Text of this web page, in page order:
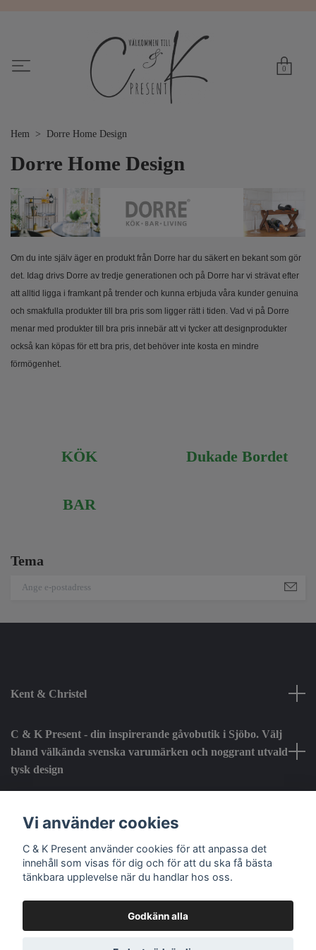
0
Tema
Hem Dorre Home Design
Dorre Home Design
Om du inte själv äger en produkt från Dorre har du säkert en bekant som gör
det. Idag drivs Dorre av tredje generationen och på Dorre har vi strävat efter
att alltid ligga i framkant på trender och kunna erbjuda våra kunder genuina
och smakfulla produkter till bra pris som ligger rätt i tiden. Vad vi på Dorre
menar med produkter till bra pris innebär att vi tycker att designprodukter
också kan köpas för ett bra pris, det behöver inte kosta en mindre
förmögenhet.
KÖK Dukade Bordet
BAR
Kent & Christel
C & K Present - din inspirerande gåvobutik i Sjöbo. Välj
bland välkända svenska varumärken och noggrant utvald
tysk design
Sociala medier
Vi använder cookies
C & K Present använder cookies för att anpassa det
innehåll som visas för dig och för att du ska få bästa
tänkbara upplevelse när du handlar hos oss.
Godkänn alla